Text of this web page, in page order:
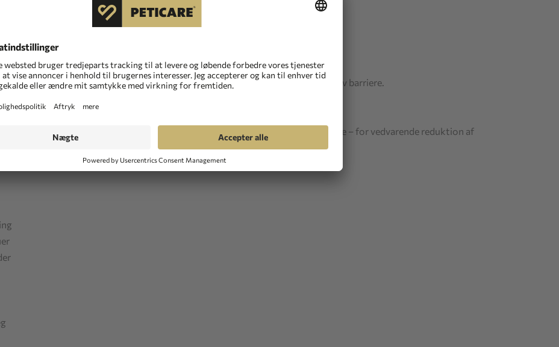
vira og bakterier.*
på overfladen, som gør den lettere at rengøre og skaber en aktiv barriere.
de antimikrobielle aktive stoffer kontinuerligt og kontrolleret i op til 7 dage – for vedvarende reduktion af
EN 14476, ASTM E 2180)